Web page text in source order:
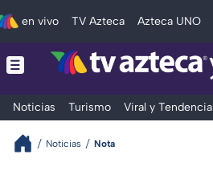
en vivo TV Azteca Azteca UNO
Noticias Turismo Viral y Tendencia
Noticias Nota